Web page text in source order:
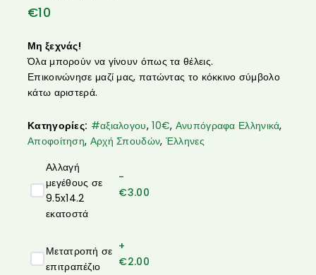
€10
Μη ξεχνάς!
Όλα μπορούν να γίνουν όπως τα θέλεις.
Επικοινώνησε μαζί μας, πατώντας το κόκκινο σύμβολο
κάτω αριστερά.
Κατηγορίες: #αξιαλογου,10€, Ανυπόγραφα Ελληνικά,
Αποφοίτηση, Αρχή Σπουδών, Έλληνες
Αλλαγή
μεγέθους σε
9.5x14.2
εκατοστά
-
€3.00
Μετατροπή σε
επιτραπέζιο
+
€2.00